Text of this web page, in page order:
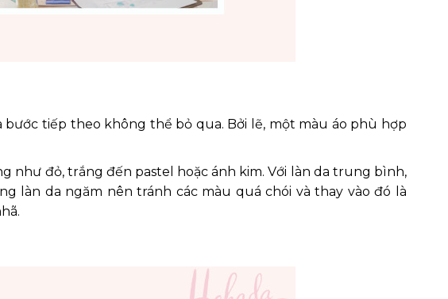
bước tiếp theo không thể bỏ qua. Bởi lẽ, một màu áo phù hợp
đỏ, trắng đến pastel hoặc ánh kim. Với làn da trung bình,
làn da ngăm nên tránh các màu quá chói và thay vào đó là